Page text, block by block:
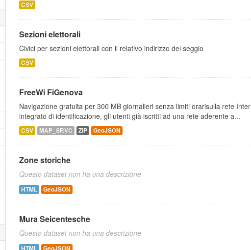
CSV
Sezioni elettorali
Civici per sezioni elettorali con il relativo indirizzo del seggio
CSV
FreeWi FiGenova
Navigazione gratuita per 300 MB giornalieri senza limiti orarisulla rete
integrato di identificazione, gli utenti già iscritti ad una rete aderente a...
CSV MAP_SRVC ZIP GeoJSON
Zone storiche
Questo dataset non ha una descrizione
HTML GeoJSON
Mura Seicentesche
Questo dataset non ha una descrizione
HTML GeoJSON